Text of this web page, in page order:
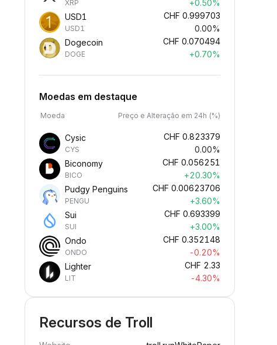
XRP
+0.50%
USD1
USD1
CHF 0.999703
0.00%
Dogecoin
DOGE
CHF 0.070494
+0.70%
Moedas em destaque
Moeda Preço e Alteração em 24h (%)
Cysic
CYS
CHF 0.823379
0.00%
Biconomy
BICO
CHF 0.056251
+20.30%
Pudgy Penguins
PENGU
CHF 0.00623706
+3.60%
Sui
SUI
CHF 0.693399
+3.00%
Ondo
ONDO
CHF 0.352148
-0.20%
Lighter
LIT
CHF 2.33
-4.30%
Recursos de Troll